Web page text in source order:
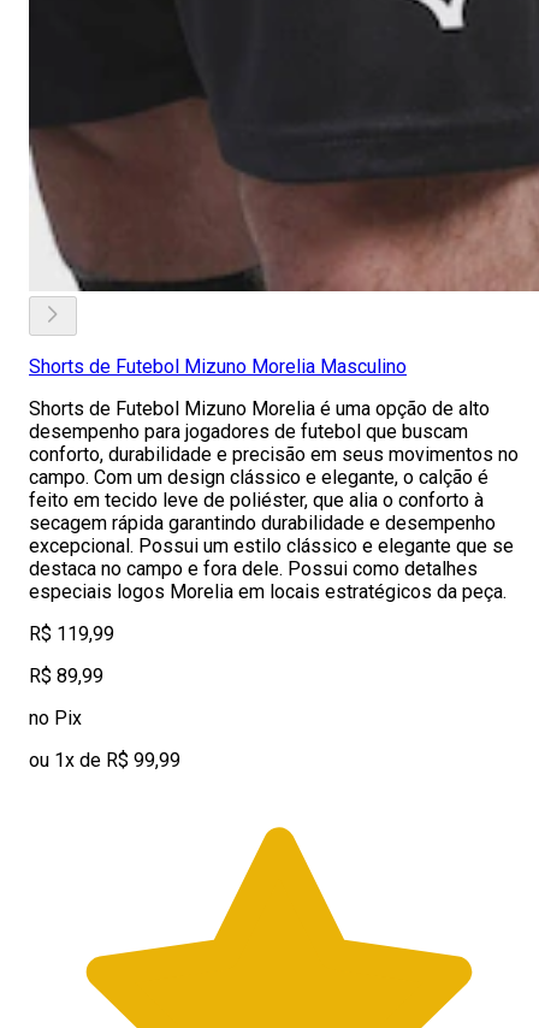
Shorts de Futebol Mizuno Morelia Masculino
Shorts de Futebol Mizuno Morelia é uma opção de alto
desempenho para jogadores de futebol que buscam
conforto, durabilidade e precisão em seus movimentos no
campo. Com um design clássico e elegante, o calção é
feito em tecido leve de poliéster, que alia o conforto à
secagem rápida garantindo durabilidade e desempenho
excepcional. Possui um estilo clássico e elegante que se
destaca no campo e fora dele. Possui como detalhes
especiais logos Morelia em locais estratégicos da peça.
R$ 119,99
R$ 89,99
no Pix
ou 1x de R$ 99,99